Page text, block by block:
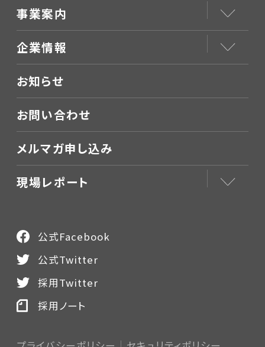
事業案内
企業情報
お知らせ
お問い合わせ
メルマガ申し込み
現場レポート
公式Facebook
公式Twitter
採用Twitter
採用ノート